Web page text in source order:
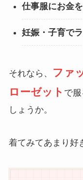
仕事服にお金
妊娠・子育で
それなら、
ファ
ローゼット で
しょうか。
着てみてあまり好